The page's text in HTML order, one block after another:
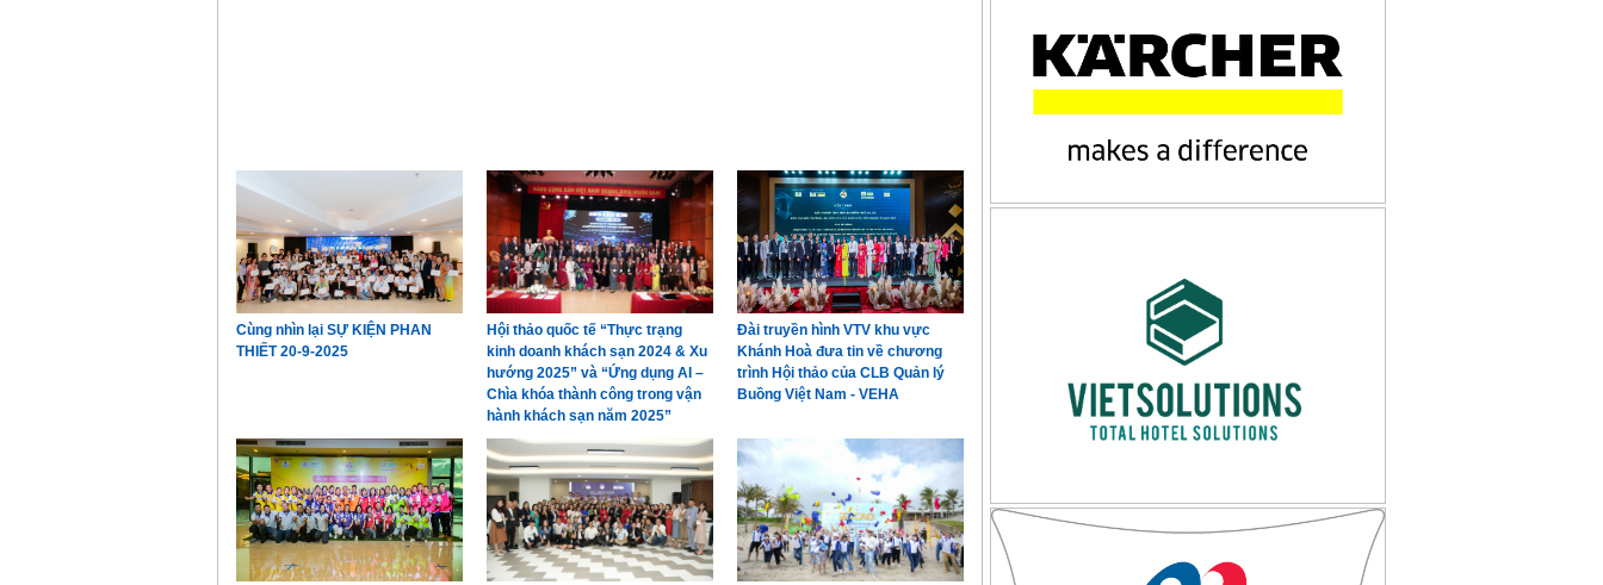
Cùng nhìn lại SỰ KIỆN PHAN
THIẾT 20-9-2025
Hội thảo quốc tế “Thực trạng
kinh doanh khách sạn 2024 & Xu
hướng 2025” và “Ứng dụng AI –
Chìa khóa thành công trong vận
hành khách sạn năm 2025”
Đài truyền hình VTV khu vực
Khánh Hoà đưa tin về chương
trình Hội thảo của CLB Quản lý
Buồng Việt Nam - VEHA